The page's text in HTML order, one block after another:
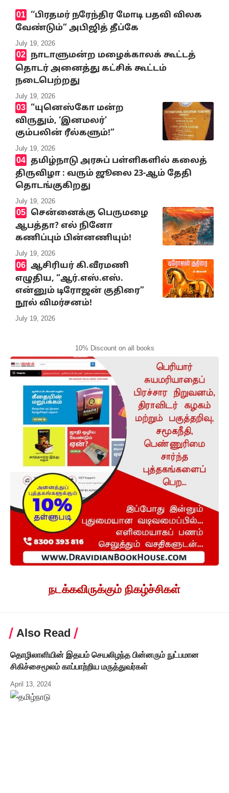
‘‘பிரதமர் நரேந்திர மோடி பதவி விலக
வேண்டும்” அபிஜித் தீப்கே
July 19, 2026
நாடாளுமன்ற மழைக்காலக் கூட்டத்
தொடர் அனைத்து கட்சிக் கூட்டம்
நடைபெற்றது
July 19, 2026
“யுனெஸ்கோ மன்ற
விருதும், ‘இனமலர்’
கும்பலின் ரீல்களும்!”
July 19, 2026
தமிழ்நாடு அரசுப் பள்ளிகளில் கலைத்
திருவிழா : வரும் ஜூலை 23-ஆம் தேதி
தொடங்குகிறது
July 19, 2026
சென்னைக்கு பெருமழை
ஆபத்தா? எல் நினோ
கணிப்பும் பின்னணியும்!
July 19, 2026
ஆசிரியர் கி.வீரமணி
எழுதிய, “ஆர்.எஸ்.எஸ்.
என்னும் டிரோஜன் குதிரை”
நூல் விமர்சனம்!
July 19, 2026
10% Discount on all books
நடக்கவிருக்கும் நிகழ்ச்சிகள்
Also Read
தொழிலாளியின் இதயம் செயலிழந்த பின்னரும் நுட்பமான
சிகிச்சைமூலம் காப்பாற்றிய மருத்துவர்கள்
April 13, 2024